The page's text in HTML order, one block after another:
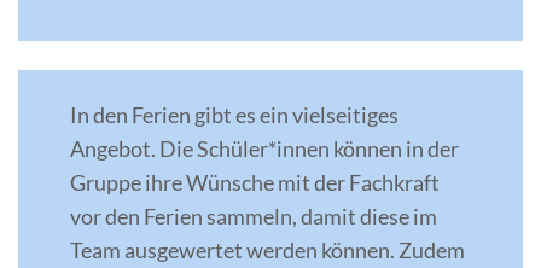
In den Ferien gibt es ein vielseitiges
Angebot. Die Schüler*innen können in der
Gruppe ihre Wünsche mit der Fachkraft
vor den Ferien sammeln, damit diese im
Team ausgewertet werden können. Zudem